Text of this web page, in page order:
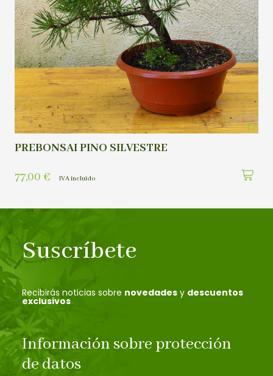
PREBONSAI PINO SILVESTRE
77,00 € IVA incluído
Suscríbete
Recibirás noticias sobre novedades y descuentos
exclusivos
Información sobre protección
de datos